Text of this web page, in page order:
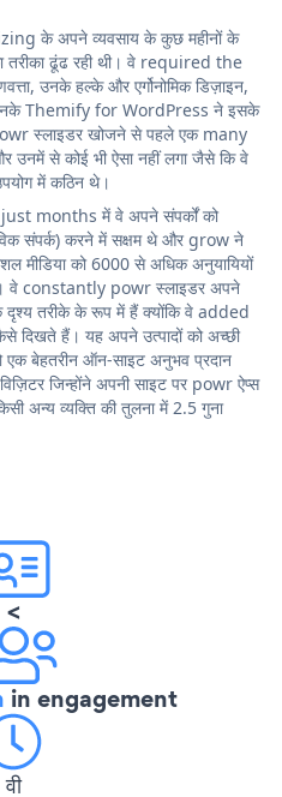
के अपने व्यवसाय के कुछ महीनों के
ढूंढ रही थी। वे required the
उनके हल्के और एर्गोनोमिक डिज़ाइन,
Themify for WordPress ने इसके
powr स्लाइडर खोजने से पहले एक many
से कोई भी ऐसा नहीं लगा जैसे कि वे
में कठिन थे।
months में वे अपने संपर्कों को
संपर्क) करने में सक्षम थे और grow ने
मीडिया को 6000 से अधिक अनुयायियों
वे constantly powr स्लाइडर अपने
दृश्य तरीके के रूप में हैं क्योंकि वे added
दिखते हैं। यह अपने उत्पादों को अच्छी
एक बेहतरीन ऑन-साइट अनुभव प्रदान
जिन्होंने अपनी साइट पर powr ऐप्स
अन्य व्यक्ति की तुलना में 2.5 गुना
<
in engagement
वी